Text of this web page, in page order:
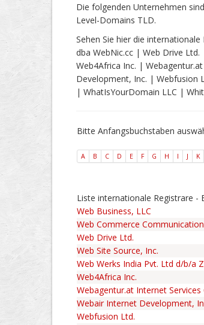
Die folgenden Unternehmen
Level-Domains TLD.
Sehen Sie hier die
dba WebNic.cc | Web Drive
Web4Africa Inc. |
Development, Inc. | Webfusion
| WhatIsYourDomain LLC |
Bitte Anfangsbuchstaben
A B C D E F G H I J K
Liste internationale Registrare -
Web Business, LLC
Web Commerce
Web Drive Ltd.
Web Site Source, Inc.
Web Werks India Pvt. Ltd d/b/a
Web4Africa Inc.
Webagentur.at Internet
Webair Internet Development,
Webfusion Ltd.